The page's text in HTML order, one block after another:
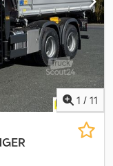
1 / 11